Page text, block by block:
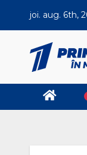
joi. aug. 6th,